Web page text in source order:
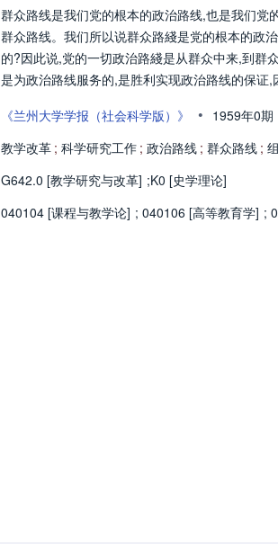
群众路线是我们党的根本的政治路线,也是我们
群众路线。我们所以说群众路綫是党的根本的政
的?因此说,党的一切政治路綫是从群众中来,到群
是为政治路线服务的,是胜利实现政治路线的保
《兰州大学学报（社会科学版）》 • 1959年0期
教学改革 ; 科学研究工作 ; 政治路线 ; 群众路线 ;
G642.0 [教学研究与改革] ;K0 [史学理论]
040104 [课程与教学论] ; 040106 [高等教育学] ;